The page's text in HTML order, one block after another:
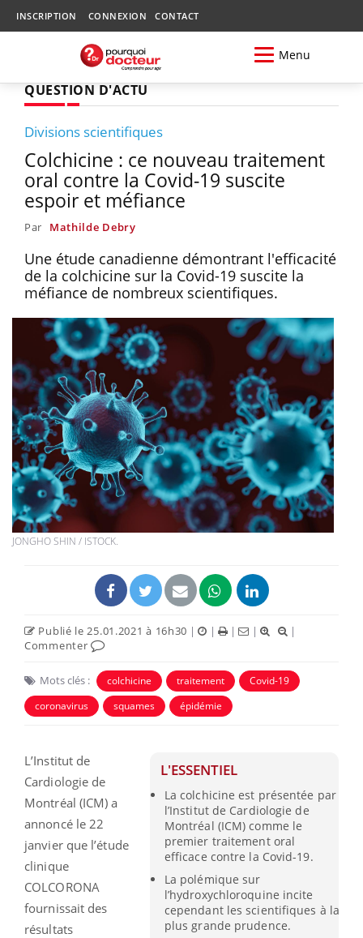
INSCRIPTION CONNEXION CONTACT
Menu
QUESTION D'ACTU
Divisions scientifiques
Colchicine : ce nouveau traitement
oral contre la Covid-19 suscite
espoir et méfiance
Par Mathilde Debry
Une étude canadienne démontrant l'efficacité
de la colchicine sur la Covid-19 suscite la
méfiance de nombreux scientifiques.
JONGHO SHIN / ISTOCK.
Publié le 25.01.2021 à 16h30 | | | |
|
Commenter
Mots clés : colchicine traitement
Covid-19
coronavirus
squames épidémie
L'ESSENTIEL
La colchicine est présentée par
l’Institut de Cardiologie de
Montréal (ICM) comme le
premier traitement oral
efficace contre la Covid-19.
La polémique sur
l’hydroxychloroquine incite
cependant les scientifiques à la
plus grande prudence.
L’Institut de
Cardiologie de
Montréal (ICM) a
annoncé le 22
janvier que l’étude
clinique
COLCORONA
fournissait des
résultats